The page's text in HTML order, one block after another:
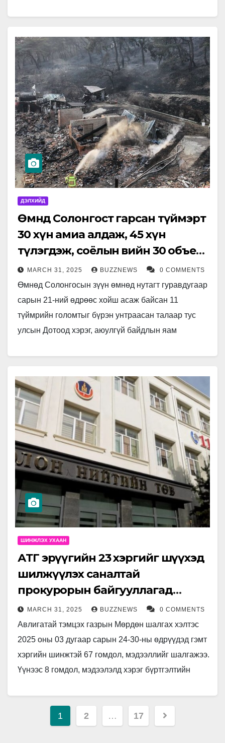
…
ДЭЛХИЙД
Өмнөд Солонгост гарсан түймэрт
30 хүн амиа алдаж, 45 хүн
түлэгдэж, соёлын өвийн 30 объект
сүйджээ
MARCH 31, 2025 BUZZNEWS 0 COMMENTS
Өмнөд Солонгосын зүүн өмнөд нутагт гуравдугаар
сарын 21-ний өдрөөс хойш асаж байсан 11
түймрийн голомтыг бүрэн унтраасан талаар тус
улсын Дотоод хэрэг, аюулгүй байдлын яам
ШИНЖЛЭХ УХААН
АТГ эрүүгийн 23 хэргийг шүүхэд
шилжүүлэх саналтай
прокурорын байгууллагад
хүргүүлжээ
MARCH 31, 2025 BUZZNEWS 0 COMMENTS
Авлигатай тэмцэх газрын Мөрдөн шалгах хэлтэс
2025 оны 03 дугаар сарын 24-30-ны өдрүүдэд гэмт
хэргийн шинжтэй 67 гомдол, мэдээллийг шалгажээ.
Үүнээс 8 гомдол, мэдээлэлд хэрэг бүртгэлтийн
Posts
pagination
1 2 … 17